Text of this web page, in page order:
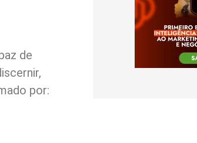
de
por: